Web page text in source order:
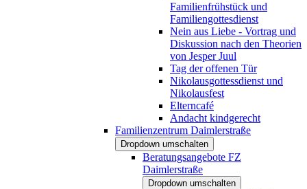
Familienfrühstück und
Familiengottesdienst
Nein aus Liebe - Vortrag und
Diskussion nach den Theorien
von Jesper Juul
Tag der offenen Tür
Nikolausgottessdienst und
Nikolausfest
Elterncafé
Andacht kindgerecht
Familienzentrum Daimlerstraße
Dropdown umschalten
Beratungsangebote FZ
Daimlerstraße
Dropdown umschalten